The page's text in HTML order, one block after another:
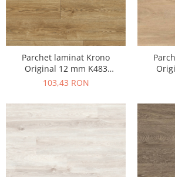
Parchet laminat Krono
Original 12 mm K483
Kronostep, Crossbow Oak,
103,43 RON